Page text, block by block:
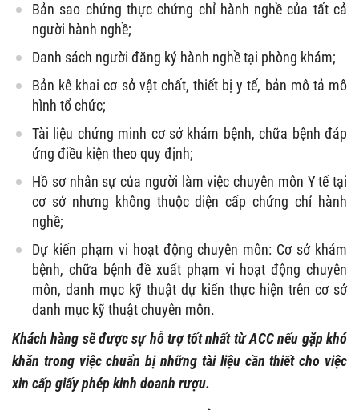
Bản sao chứng thực chứng chỉ hành nghề của tất cả
người hành nghề;
Danh sách người đăng ký hành nghề tại phòng khám;
Bản kê khai cơ sở vật chất, thiết bị y tế, bản mô tả mô
hình tổ chức;
Tài liệu chứng minh cơ sở khám bệnh, chữa bệnh đáp
ứng điều kiện theo quy định;
Hồ sơ nhân sự của người làm việc chuyên môn Y tế tại
cơ sở nhưng không thuộc diện cấp chứng chỉ hành
nghề;
Dự kiến phạm vi hoạt động chuyên môn: Cơ sở khám
bệnh, chữa bệnh đề xuất phạm vi hoạt động chuyên
môn, danh mục kỹ thuật dự kiến thực hiện trên cơ sở
danh mục kỹ thuật chuyên môn.
Khách hàng sẽ được sự hỗ trợ tốt nhất từ ACC nếu gặp khó
khăn trong việc chuẩn bị những tài liệu cần thiết cho việc
xin cấp giấy phép kinh doanh rượu.